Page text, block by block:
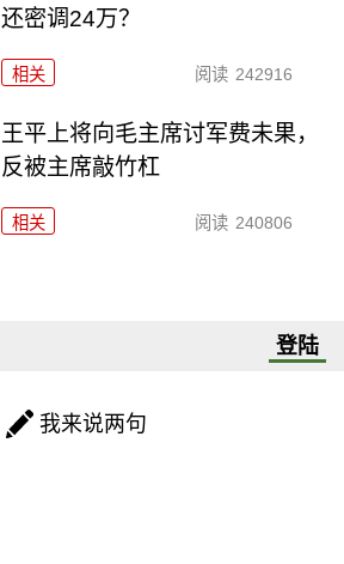
还密调24万？
相关 阅读 242916
王平上将向毛主席讨军费未果，
反被主席敲竹杠
相关 阅读 240806
登陆
我来说两句